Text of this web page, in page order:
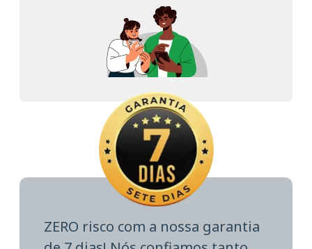
ZERO risco com a nossa garantia